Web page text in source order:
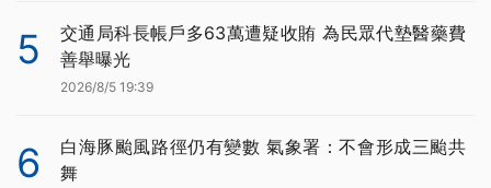
5
交通局科長帳戶多63萬遭疑收賄 為民眾代墊醫藥費
善舉曝光
2026/8/5 19:39
6
白海豚颱風路徑仍有變數 氣象署：不會形成三颱共
舞